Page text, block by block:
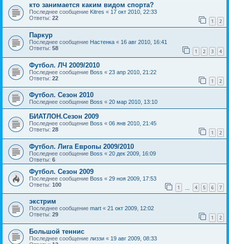
кто занимается каким видом спорта?
Последнее сообщение Kitres « 17 окт 2010, 22:33
Ответы: 22 1 2
Паркур
Последнее сообщение Настенка « 16 авг 2010, 16:41
Ответы: 58 1 2 3 4
Футбол. ЛЧ 2009/2010
Последнее сообщение Boss « 23 апр 2010, 21:22
Ответы: 22 1 2
Футбол. Сезон 2010
Последнее сообщение Boss « 20 мар 2010, 13:10
БИАТЛОН.Сезон 2009
Последнее сообщение Boss « 06 янв 2010, 21:45
Ответы: 28 1 2
Футбол. Лига Европы 2009/2010
Последнее сообщение Boss « 20 дек 2009, 16:09
Ответы: 6
Футбол. Сезон 2009
Последнее сообщение Boss « 29 ноя 2009, 17:53
Ответы: 100 1 4 5 6 7
экстрим
Последнее сообщение mart « 21 окт 2009, 12:02
Ответы: 29 1 2
Большой теннис
Последнее сообщение лиззи « 19 авг 2009, 08:33